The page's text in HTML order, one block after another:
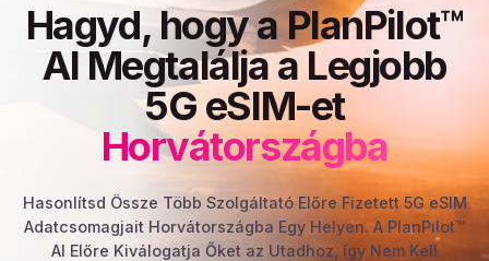
Hagyd, hogy a PlanPilot™
AI Megtalálja a Legjobb
5G eSIM-et
Horvátországba
Hasonlítsd Össze Több Szolgáltató Előre Fizetett 5G eSIM
Adatcsomagjait Horvátországba Egy Helyen. A PlanPilot™
AI Előre Kiválogatja Őket az Utadhoz, így Nem Kell